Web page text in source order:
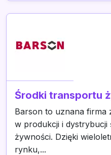
Środki transportu
Barson to uznana firma
w produkcji i
żywności. Dzięki
rynku,...